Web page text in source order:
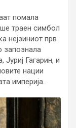
помала
траен симбол
нејзиниот прв
запознала
Гагарин, и
нации
империја.